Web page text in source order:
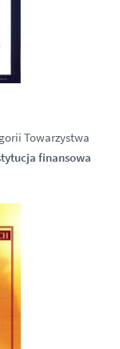
Towarzystwa
finansowa